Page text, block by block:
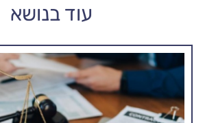
עוד בנושא